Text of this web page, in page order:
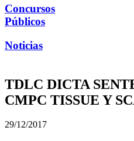
Concursos
Públicos
Noticias
TDLC DICTA
CMPC TISSUE Y
29/12/2017